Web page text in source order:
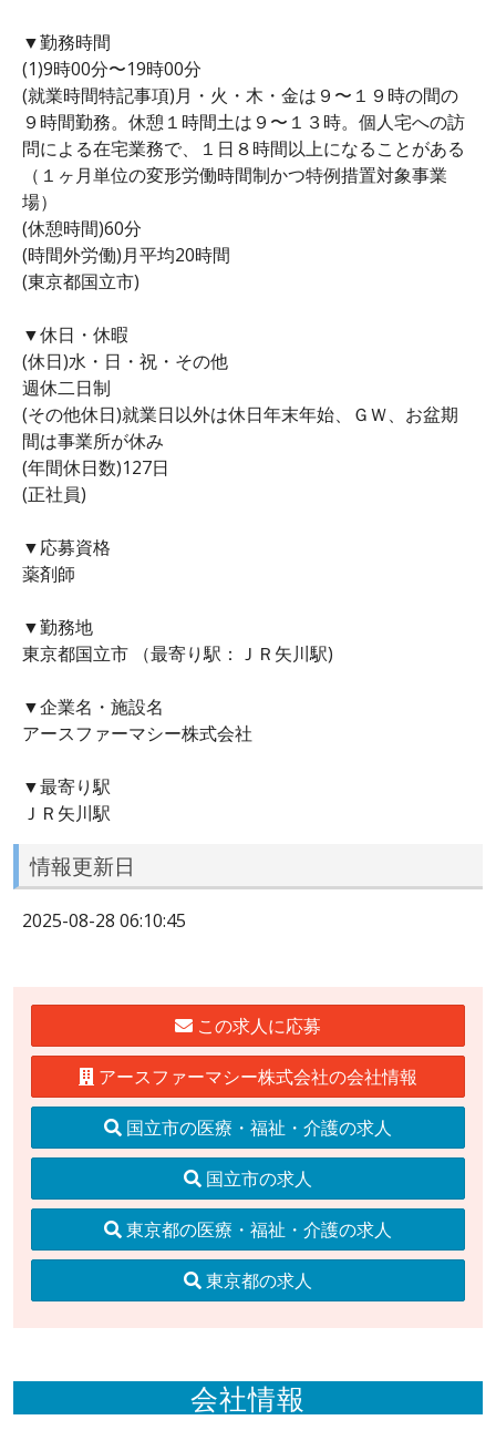
▼勤務時間
(1)9時00分〜19時00分
(就業時間特記事項)月・火・木・金は９〜１９時の間の
９時間勤務。休憩１時間土は９〜１３時。個人宅への訪
問による在宅業務で、１日８時間以上になることがある
（１ヶ月単位の変形労働時間制かつ特例措置対象事業
場）
(休憩時間)60分
(時間外労働)月平均20時間
(東京都国立市)
▼休日・休暇
(休日)水・日・祝・その他
週休二日制
(その他休日)就業日以外は休日年末年始、ＧＷ、お盆期
間は事業所が休み
(年間休日数)127日
(正社員)
▼応募資格
薬剤師
▼勤務地
東京都国立市 （最寄り駅：ＪＲ矢川駅)
▼企業名・施設名
アースファーマシー株式会社
▼最寄り駅
ＪＲ矢川駅
情報更新日
2025-08-28 06:10:45
この求人に応募
アースファーマシー株式会社の会社情報
国立市の医療・福祉・介護の求人
国立市の求人
東京都の医療・福祉・介護の求人
東京都の求人
会社情報